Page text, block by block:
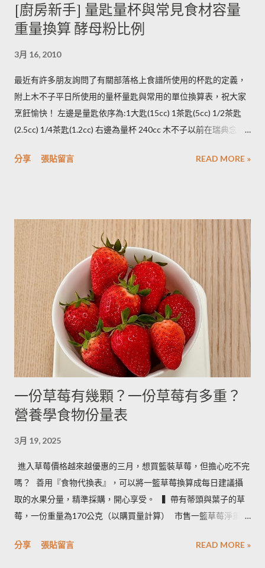
意義，請大家掠過這段說法。自己的經驗是冰過的馬鈴薯煮完比
較容易發黑，但是目前還找不到相關的原因。歡迎大家提供。 3.
淨蒸熟，接著再依據料理需求切塊或壓泥分裝，送入冷凍庫冷
凍。必須注意的是，在馬鈴薯冷凍的過程，水分會與澱粉脫離，
所以解凍馬鈴薯塊時馬鈴薯會出水，不同的馬鈴薯品種，出水程
度不同，可依料理需求選擇；冷凍庫的幸福生活提案一書提到：
將馬鈴薯壓成泥，可以改善馬鈴薯解凍後水水軟軟的狀態。木不
被附近的馬鈴薯泥吸收。 2014/12/12補充from Patty： 1.新鮮現
落擺放三個月。...
[廚房新手] 量匙量杯與常見食材容量
重量換算 酵母粉比例
3月 16, 2010
最近有許多朋友詢問了有關部落格上食譜所使用的杯匙的定義，
附上木不子平日所使用的量杯量匙與常用的單位換算表，祝大家
烹飪愉快！ 左邊是量匙依序為:1大匙(15cc) 1茶匙(5cc) 1/2茶匙
(2.5cc) 1/4茶匙(1.2cc) 右邊為量杯 240cc 木不子以前在瑞典念書
用材料容量重量換算表 名稱 1 小匙 (1t) 1 大匙(1T) 1 杯(1cup)
3.9g --------- --------- 可可粉 2g 6g 80g 乾酵母 3.3g 10g --------- 吉
利丁粉 3.3g 10g 細鹽 4.3g 13g ---------- 細砂糖 4g 13g 170g 粗砂
糖 4g 13g 170g 糖粉 2g 6g 100g 蜂蜜 7g 22g 290g 沙拉油 4g
14g 190g 鮮奶油 5g 15g 200g 奶油 4.5g 14g 205g 酥油 4g 13g
180g 牛奶 6g 17g 210g 煉乳 6g 17.5g 240g 優格 5g 15g 210g 清
水 5g 15g 200g 可可粉 2g 6g 80g 即溶咖啡 2g 6g 70g 葡萄乾 ----
- ------- 170g 引用自 Mami的魔法廚房 ...
分享 張貼留言 READ MORE »
一份草莓有幾顆？一份草莓有多重？
營養學食物份量表
3月 19, 2025
進入草莓價格越來越優惠的三月，想買籃裝草莓，但擔心吃不完
嗎？ ​ 善用『食物代換表』，可以將一籃草莓換算成每日建議攝
取的水果分量，精準採購，開心享受。 ​ ​ ▍帶有蒂頭與葉子的草
莓，一份重量為170公克（以購買量計算） ​ 市售一籃草莓淨重為
損傷、撞傷等狀況） ​ • 1500 × 0.95 ÷ 170＝8.3 約可提供８份水
分享 張貼留言 READ MORE »